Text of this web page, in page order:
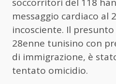
messaggio cardiaco al
incosciente. Il
28enne tunisino con
di immigrazione, è
tentato omicidio.